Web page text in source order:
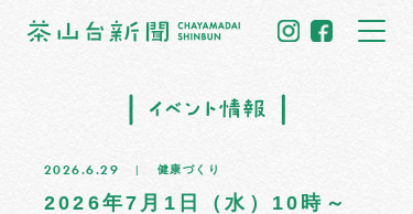
トップ
住民だより
2026.6.29 健康づくり
2026年7月1日（水）10時～